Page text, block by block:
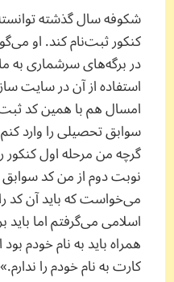
شکوفه سال گذشته
کنکور ثبت‌نام کند. او
در برگه‌های سرشماری به
استفاده از آن در سایت
امسال هم با همین کد
سوابق تحصیلی را وارد
گرچه من مرحله اول کنکور
می‌خواست که باید آن کد
اسلامی می‌گرفتم اما
همراه باید به نام خودم
کارت به نام خودم را ندارم.»